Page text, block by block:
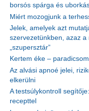
borsós spárga és
Miért mozogjunk a
Jelek, amelyek azt
szervezetünkben, azaz
„szupersztár”
Kertem éke – paradicsom
Az alvási apnoé jelei,
elkerülni
A testsúlykontroll
recepttel